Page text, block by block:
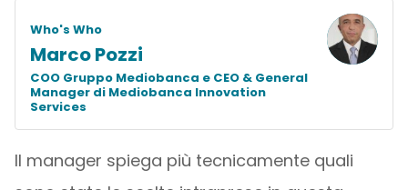
Who's Who
Marco Pozzi
COO Gruppo Mediobanca e CEO & General
Manager di Mediobanca Innovation
Services
Il manager spiega più tecnicamente quali